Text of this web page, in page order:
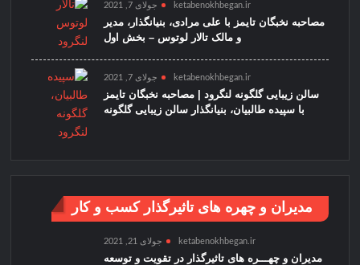
ketabenokhbegan.ir جولای 7, 2021
مصاحبه نخبگان تایمز با علی مرادی، بنیانگذار، مدیر
و مالک تالار لوتوس – بخش اول
ketabenokhbegan.ir جولای 7, 2021
سالن زیبایی گلگونه لنگرود | مصاحبه نخبگان تایمز
با سپیده طالبیان، بنیانگذار سالن زیبایی گلگونه
مدیران و چهره های تاثیرگذار کسب و کار
ketabenokhbegan.ir جولای 21, 2021
مدیران و چهـــره های تاثیرگذار در تقویت و توسعه